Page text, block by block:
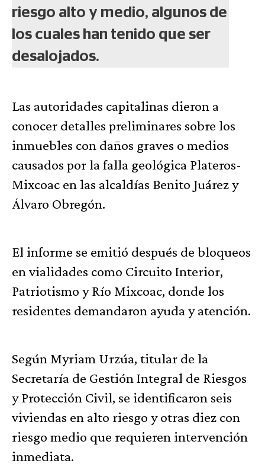
riesgo alto y medio, algunos de
los cuales han tenido que ser
desalojados.
Las autoridades capitalinas dieron a
conocer detalles preliminares sobre los
inmuebles con daños graves o medios
causados por la falla geológica Plateros-
Mixcoac en las alcaldías Benito Juárez y
Álvaro Obregón.
El informe se emitió después de bloqueos
en vialidades como Circuito Interior,
Patriotismo y Río Mixcoac, donde los
residentes demandaron ayuda y atención.
Según Myriam Urzúa, titular de la
Secretaría de Gestión Integral de Riesgos
y Protección Civil, se identificaron seis
viviendas en alto riesgo y otras diez con
riesgo medio que requieren intervención
inmediata.